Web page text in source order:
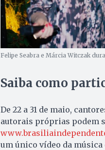
Felipe Seabra e Márcia Witczak
Saiba como
De 22 a 31 de maio,
autorais próprias podem
um único vídeo da